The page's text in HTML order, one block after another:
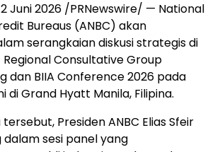
Juni 2026 /PRNewswire/ — National
Bureaus (ANBC) akan
serangkaian diskusi strategis di
Regional Consultative Group
dan BIIA Conference 2026 pada
di Grand Hyatt Manila, Filipina.
Presiden ANBC Elias Sfeir
sesi panel yang